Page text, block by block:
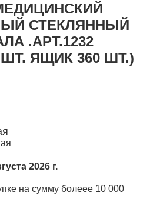
СТЕКЛЯННЫЙ
.АРТ.1232
ЯЩИК 360 ШТ.)
2026 г.
на сумму болеее 10 000